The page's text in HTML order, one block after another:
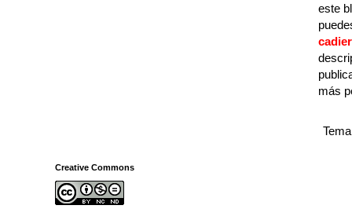
este
más
Creative Commons